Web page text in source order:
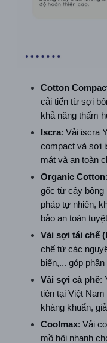
Cotton
cải tiến từ sợi
khả năng thấm
Iscra: Vải iscra
compact và sợi
mát và an toàn
Organic Cotton
gốc từ cây
pháp tự nhiên,
bảo an toàn
Vải sợi tái chế
chế từ các
biển,... góp
Vải sợi cà phê:
tiên tại Việt
kháng khuẩn,
Coolmax: Vải
mồ hôi nhanh